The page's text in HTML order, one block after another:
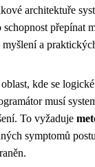
architektuře
přepínat
a
kde se
musí
To vyžaduje
symptomů